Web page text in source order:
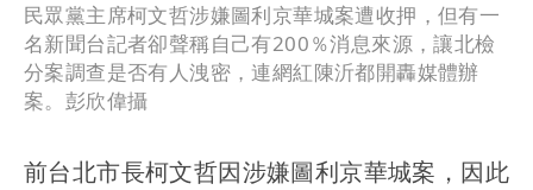
民眾黨主席柯文哲涉嫌圖利京華城案遭收押，但有一
名新聞台記者卻聲稱自己有200％消息來源，讓北檢
分案調查是否有人洩密，連網紅陳沂都開轟媒體辦
案。彭欣偉攝
前台北市長柯文哲因涉嫌圖利京華城案，因此